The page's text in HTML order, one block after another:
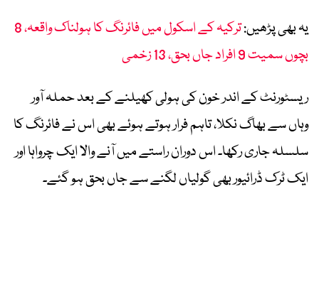
یہ بھی پڑھیں:
ترکیہ کے اسکول میں فائرنگ کا ہولناک واقعہ، 8
بچوں سمیت 9 افراد جاں بحق، 13 زخمی
ریسٹورنٹ کے اندر خون کی ہولی کھیلنے کے بعد حملہ آور
وہاں سے بھاگ نکلا، تاہم فرار ہوتے ہوئے بھی اس نے فائرنگ کا
سلسلہ جاری رکھا۔ اس دوران راستے میں آنے والا ایک چرواہا اور
ایک ٹرک ڈرائیور بھی گولیاں لگنے سے جاں بحق ہو گئے۔